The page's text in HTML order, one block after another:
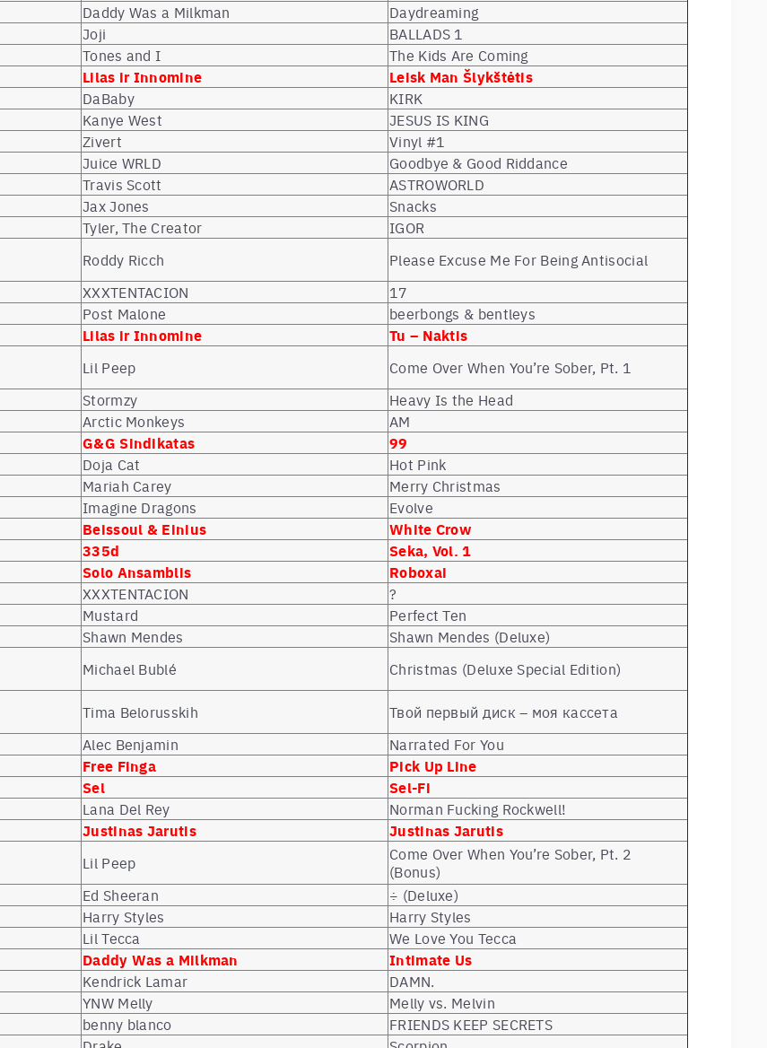
Daddy Was a Milkman
Daydreaming
Joji
BALLADS 1
Tones and I The Kids Are Coming
Lilas ir Innomine Leisk Man Šlykštėtis
DaBaby
KIRK
Kanye West
JESUS IS KING
Zivert
Vinyl #1
Juice WRLD
Goodbye & Good Riddance
Travis Scott
ASTROWORLD
Jax Jones
Snacks
Tyler, The Creator
IGOR
Roddy Ricch
Please Excuse Me For Being Antisocial
XXXTENTACION
17
Post Malone beerbongs & bentleys
Lilas ir Innomine Tu – Naktis
Lil Peep
Come Over When You’re Sober, Pt. 1
Stormzy
Heavy Is the Head
Arctic Monkeys AM
G&G Sindikatas 99
Doja Cat
Hot Pink
Mariah Carey
Merry Christmas
Imagine Dragons Evolve
Beissoul & Einius
White Crow
335d
Seka, Vol. 1
Solo Ansamblis Roboxai
XXXTENTACION
?
Mustard
Perfect Ten
Shawn Mendes
Shawn Mendes (Deluxe)
Michael Bublé Christmas (Deluxe Special Edition)
Tima Belorusskih
Твой первый диск – моя кассета
Alec Benjamin Narrated For You
Free Finga
Pick Up Line
Sel Sel-Fi
Lana Del Rey Norman Fucking Rockwell!
Justinas Jarutis Justinas Jarutis
Lil Peep
Come Over When You’re Sober, Pt. 2
(Bonus)
Ed Sheeran
÷ (Deluxe)
Harry Styles
Harry Styles
Lil Tecca We Love You Tecca
Daddy Was a Milkman Intimate Us
Kendrick Lamar
DAMN.
YNW Melly
Melly vs. Melvin
benny blanco
FRIENDS KEEP SECRETS